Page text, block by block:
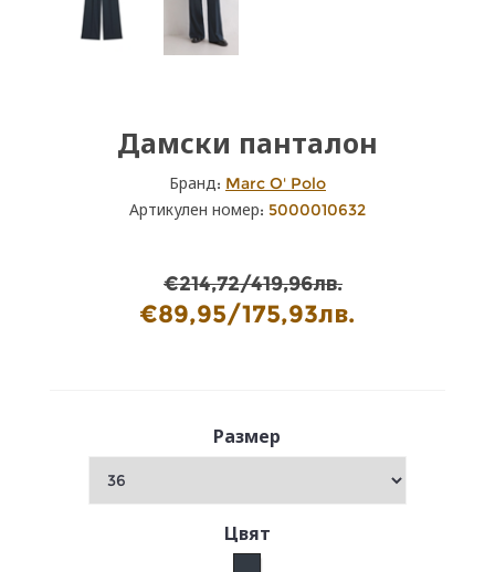
Дамски панталон
Бранд: Marc O' Polo
Артикулен номер: 5000010632
€214,72/419,96лв.
€89,95/175,93лв.
Размер
Цвят